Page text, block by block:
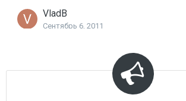
VladB
Сентябрь 6, 2011